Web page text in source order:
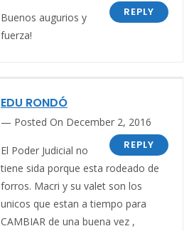
REPLY
Buenos augurios y
fuerza!
EDU RONDÓ
Posted On December 2, 2016
REPLY
El Poder Judicial no
tiene sida porque esta rodeado de
forros. Macri y su valet son los
unicos que estan a tiempo para
CAMBIAR de una buena vez ,